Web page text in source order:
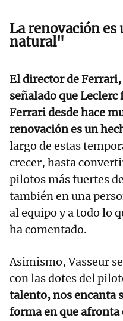
La renovación
natural"
El director de Ferrari,
señalado que
Ferrari desde hace
renovación es un
largo de estas
crecer, hasta
pilotos más fuertes
también en una
al equipo y a todo lo
ha comentado.
Asimismo, Vasseur
con las dotes del
talento, nos encanta
forma en que afronta